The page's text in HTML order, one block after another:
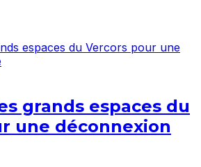
grands espaces du
une déconnexion